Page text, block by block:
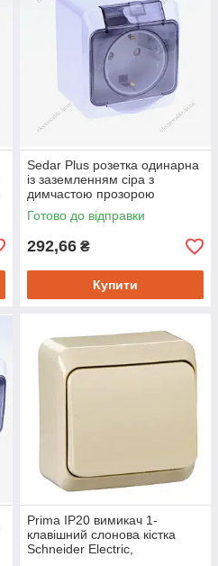
Sedar Plus розетка одинарна
із заземленням сіра з
димчастою прозорою
кришкою IP44, Schneider
Electric
Готово до відправки
292,66 ₴
Купити
Prima IP20 вимикач 1-
клавішний слонова кістка
Schneider Electric,